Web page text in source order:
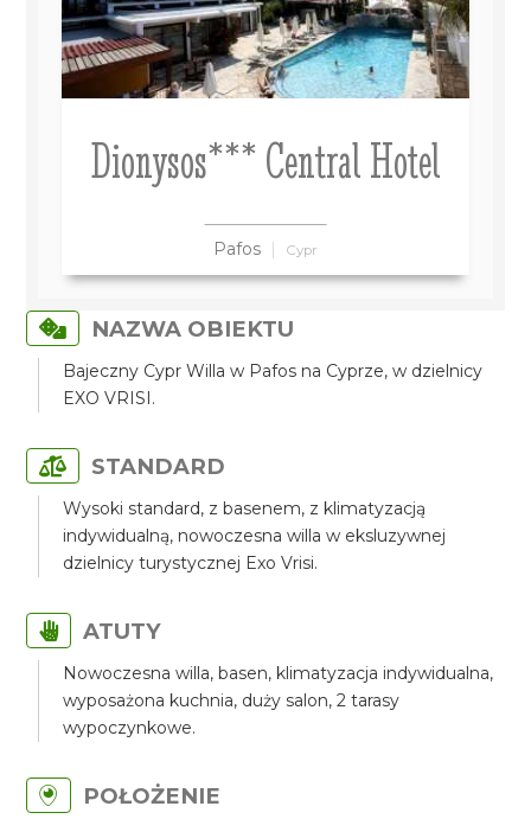
Dionysos*** Central Hotel
Pafos Cypr
NAZWA OBIEKTU
Bajeczny Cypr Willa w Pafos na Cyprze, w dzielnicy
EXO VRISI.
STANDARD
Wysoki standard, z basenem, z klimatyzacją
indywidualną, nowoczesna willa w eksluzywnej
dzielnicy turystycznej Exo Vrisi.
ATUTY
Nowoczesna willa, basen, klimatyzacja indywidualna,
wyposażona kuchnia, duży salon, 2 tarasy
wypoczynkowe.
POŁOŻENIE